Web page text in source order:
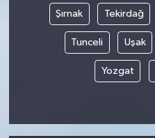
Şırnak Tekirdağ
Tunceli Uşak
Yozgat